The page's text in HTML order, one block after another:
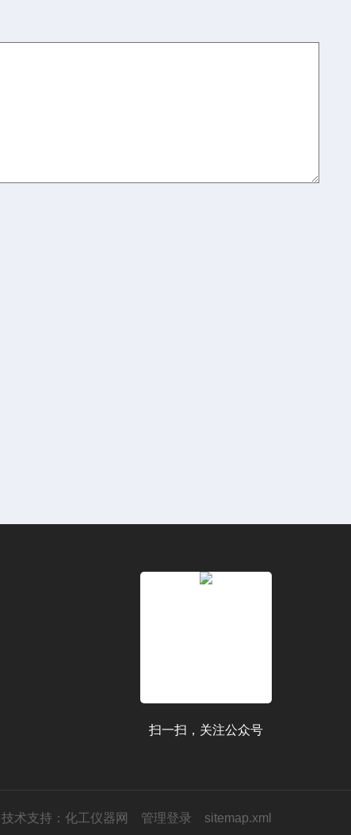
扫一扫，关注公众号
技术支持： 化工仪器网 管理登录 sitemap.xml